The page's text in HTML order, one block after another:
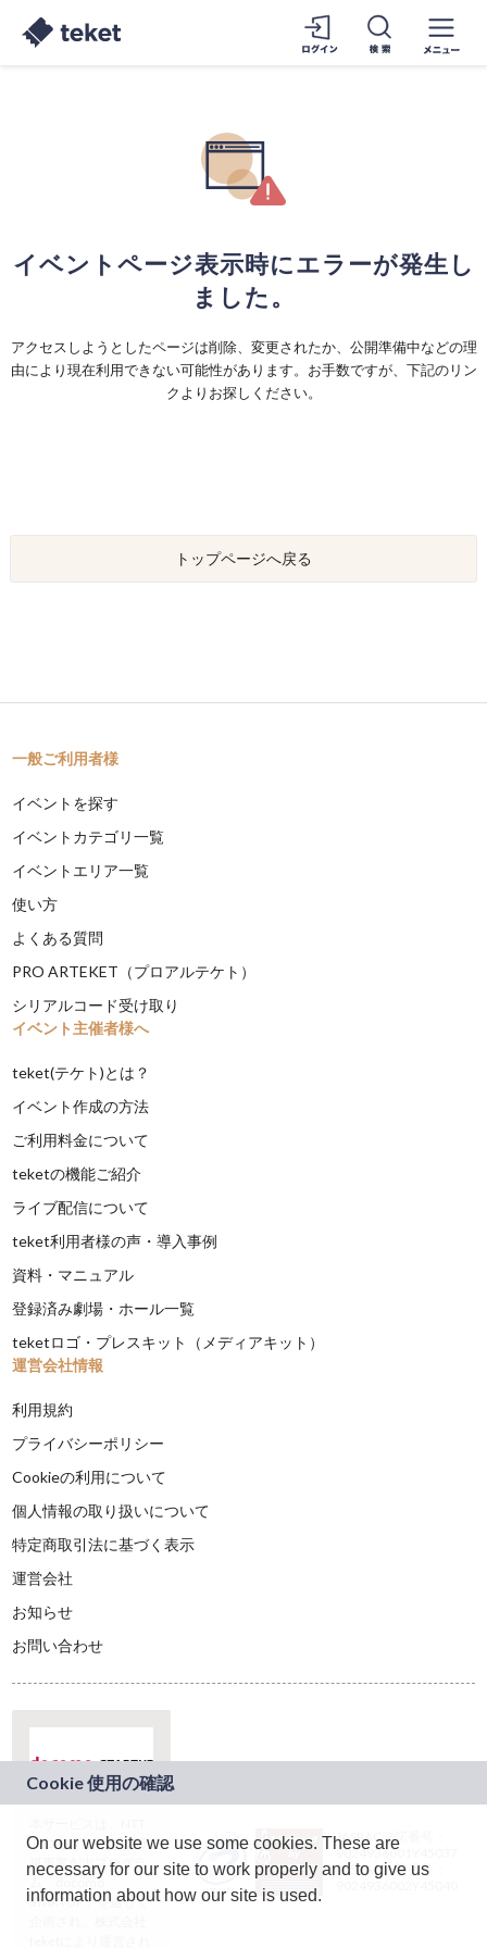
イベントページ表示時にエラーが発生し
ました。
アクセスしようとしたページは削除、変更されたか、公開準備中などの理
由により現在利用できない可能性があります。お手数ですが、下記のリン
クよりお探しください。
トップページへ戻る
一般ご利用者様
イベントを探す
イベントカテゴリ一覧
イベントエリア一覧
使い方
よくある質問
PRO ARTEKET（プロアルテケト）
シリアルコード受け取り
イベント主催者様へ
teket(テケト)とは？
イベント作成の方法
ご利用料金について
teketの機能ご紹介
ライブ配信について
teket利用者様の声・導入事例
資料・マニュアル
登録済み劇場・ホール一覧
teketロゴ・プレスキット（メディアキット）
運営会社情報
利用規約
プライバシーポリシー
Cookieの利用について
個人情報の取り扱いについて
特定商取引法に基づく表示
運営会社
お知らせ
お問い合わせ
ドコモグループの新
規事業創出プログラ
ム「docomo
STARTUP」を通じて
JASRAC許諾番号：
9024936001Y45037
JASRAC許諾番号：
On our website we use some cookies. These are
necessary for our site to work properly and to give us
information about how our site is used.